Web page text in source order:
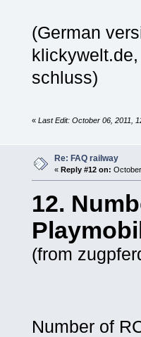
(German
schluss)
«Last Edit: October 06, 2011,
Re: FAQ railway
«Reply #12 on:
12.
(from
Number of